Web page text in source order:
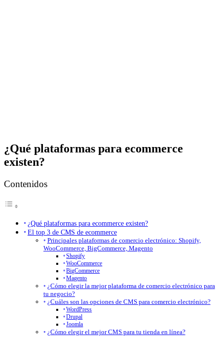
¿Qué plataformas para ecommerce
existen?
Contenidos
¿Qué plataformas para ecommerce existen?
El top 3 de CMS de ecommerce
Principales plataformas de comercio electrónico: Shopify,
WooCommerce, BigCommerce, Magento
Shopify
WooCommerce
BigCommerce
Magento
¿Cómo elegir la mejor plataforma de comercio electrónico para
tu negocio?
¿Cuáles son las opciones de CMS para comercio electrónico?
WordPress
Drupal
Joomla
¿Cómo elegir el mejor CMS para tu tienda en línea?